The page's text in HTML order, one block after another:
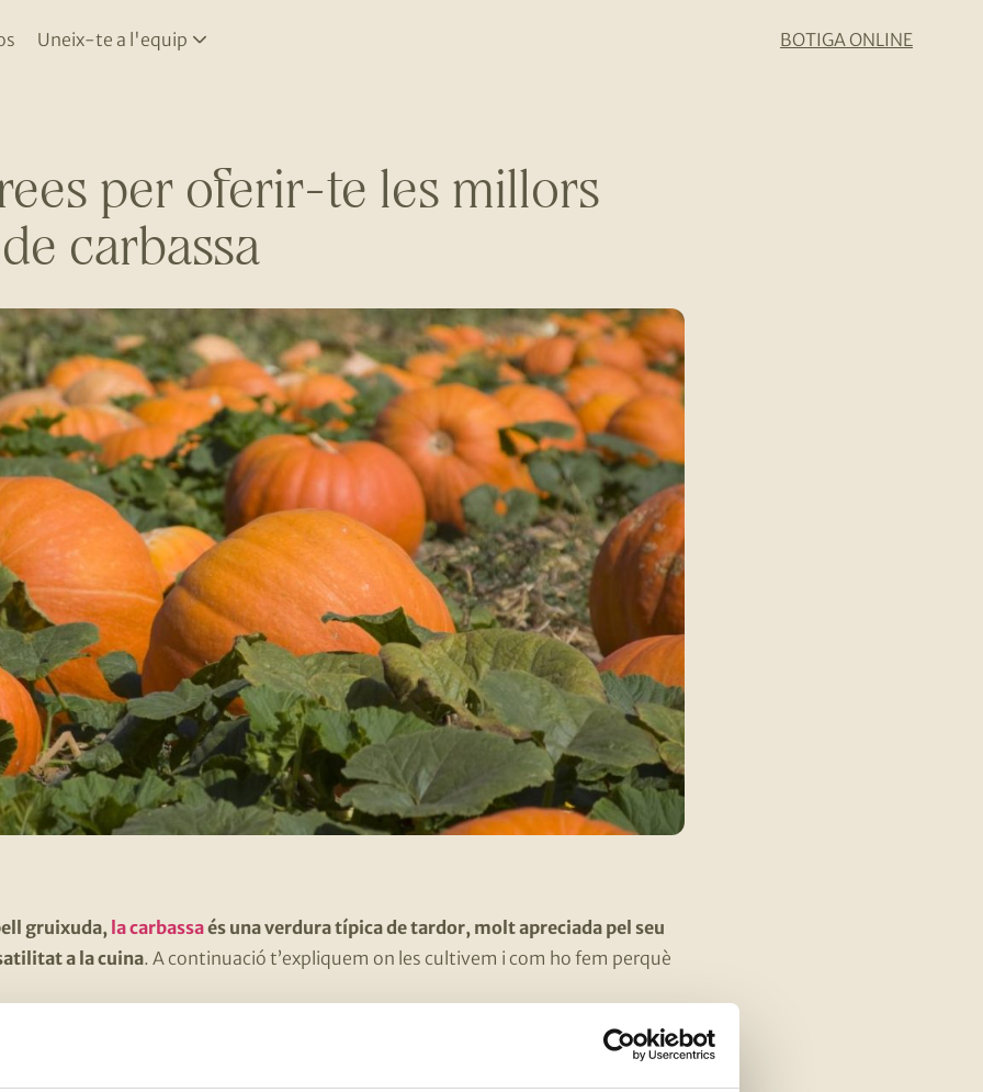
Uneix-te a l'equip BOTIGA ONLINE
per oferir-te les millors
carbassa
gruixuda, la carbassaés una verdura típica de tardor, molt apreciada pel seu
a la cuina. A continuació t’expliquem on les cultivem i com ho fem perquè
camps propis